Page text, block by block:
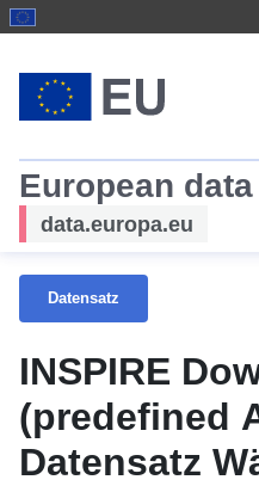
European data
data.europa.eu
Datensatz
INSPIRE
(predefined
Datensatz